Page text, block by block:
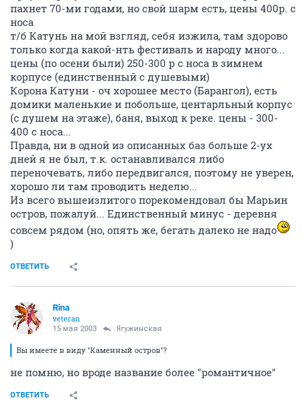
пахнет 70-ми годами, но свой шарм есть, цены 400р. с
носа
т/б Катунь на мой взгляд, себя изжила, там здорово
только когда какой-нть фестиваль и народу много...
цены (по осени были) 250-300 р с носа в зимнем
корпусе (единственный с душевыми)
Корона Катуни - оч хорошее место (Барангол), есть
домики маленькие и побольше, центарльный корпус
(с душем на этаже), баня, выход к реке. цены - 300-
400 с носа...
Правда, ни в одной из описанных баз больше 2-ух
дней я не был, т.к. останавливался либо
переночевать, либо передвигался, поэтому не уверен,
хорошо ли там проводить неделю...
Из всего вышеизлитого порекомендовал бы Марьин
остров, пожалуй... Единственный минус - деревня
совсем рядом (но, опять же, бегать далеко не надо
)
ОТВЕТИТЬ
Rina
veteran
15 мая 2003 Ягужинская
Вы имеете в виду "Каменный остров"?
не помню, но вроде название более "романтичное"
ОТВЕТИТЬ